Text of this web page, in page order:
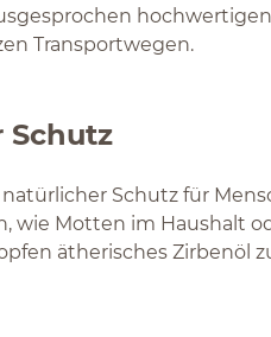
Transportwegen.
Schutz
Schutz für
wie Motten im Haushalt
ätherisches Zirbenöl